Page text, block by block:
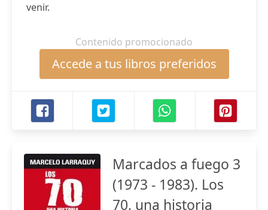
venir.
Contenido promocionado
Accede a tus libros preferidos
Marcados a fuego 3
(1973 - 1983). Los
70, una historia